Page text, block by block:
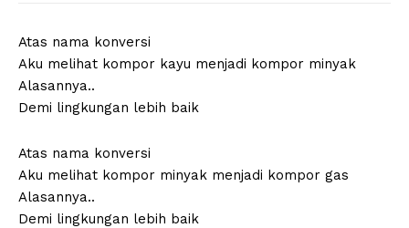
Atas nama konversi
Aku melihat kompor kayu menjadi kompor minyak
Alasannya..
Demi lingkungan lebih baik
Atas nama konversi
Aku melihat kompor minyak menjadi kompor gas
Alasannya..
Demi lingkungan lebih baik